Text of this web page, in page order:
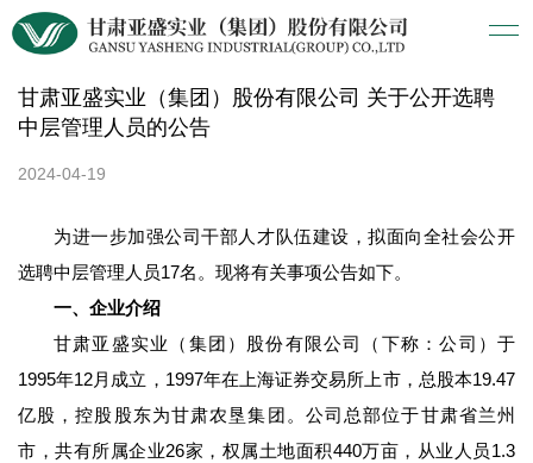
甘肃亚盛实业（集团）股份有限公司 关于公开选聘
中层管理人员的公告
2024-04-19
为进一步加强公司干部人才队伍建设，拟面向全社会公开
选聘中层管理人员17名。现将有关事项公告如下。
一、企业介绍
甘肃亚盛实业（集团）股份有限公司（下称：公司）于
1995年12月成立，1997年在上海证券交易所上市，总股本19.47
亿股，控股股东为甘肃农垦集团。公司总部位于甘肃省兰州
市，共有所属企业26家，权属土地面积440万亩，从业人员1.3